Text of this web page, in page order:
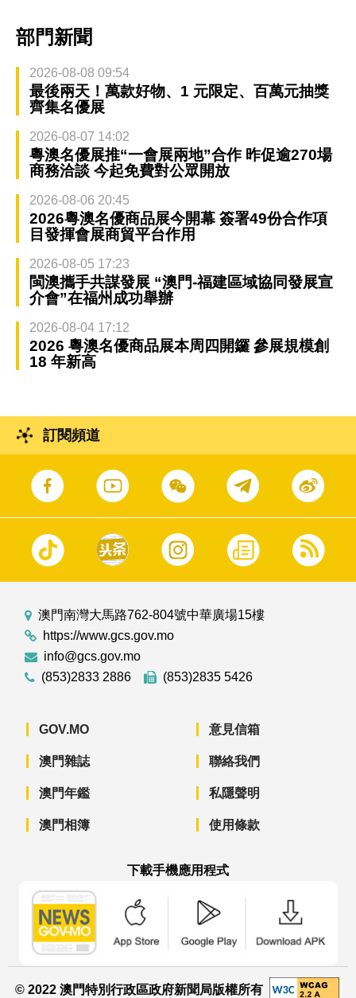
部門新聞
2026-08-08 09:54
最後兩天！萬款好物、1 元限定、百萬元抽獎
齊集名優展
2026-08-07 14:02
粵澳名優展推“一會展兩地”合作 昨促逾270場
商務洽談 今起免費對公眾開放
2026-08-06 20:45
2026粵澳名優商品展今開幕 簽署49份合作項
目發揮會展商貿平台作用
2026-08-05 17:23
閩澳攜手共謀發展 “澳門-福建區域協同發展宣
介會”在福州成功舉辦
2026-08-04 17:12
2026 粵澳名優商品展本周四開鑼 參展規模創
18 年新高
訂閱頻道
澳門南灣大馬路762-804號中華廣場15樓
https://www.gcs.gov.mo
info@gcs.gov.mo
(853)2833 2886
(853)2835 5426
GOV.MO
澳門雜誌
澳門年鑑
澳門相簿
意見信箱
聯絡我們
私隱聲明
使用條款
下載手機應用程式
© 2022 澳門特別行政區政府新聞局版權所有